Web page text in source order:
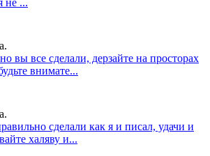
вы все сделали, дерзайте на просторах
внимате...
сделали как я и писал, удачи и
халяву и...